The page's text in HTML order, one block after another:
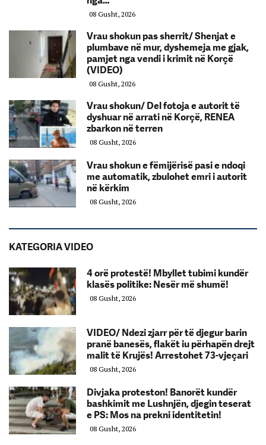
08 Gusht, 2026
Vrau shokun pas sherrit/ Shenjat e
plumbave në mur, dyshemeja me gjak,
pamjet nga vendi i krimit në Korçë
(VIDEO)
08 Gusht, 2026
Vrau shokun/ Del fotoja e autorit të
dyshuar në arrati në Korçë, RENEA
zbarkon në terren
08 Gusht, 2026
Vrau shokun e fëmijërisë pasi e ndoqi
me automatik, zbulohet emri i autorit
në kërkim
08 Gusht, 2026
KATEGORIA VIDEO
4 orë protestë! Mbyllet tubimi kundër
klasës politike: Nesër më shumë!
08 Gusht, 2026
VIDEO/ Ndezi zjarr për të djegur barin
pranë banesës, flakët iu përhapën drejt
malit të Krujës! Arrestohet 73-vjeçari
08 Gusht, 2026
Divjaka proteston! Banorët kundër
bashkimit me Lushnjën, djegin teserat
e PS: Mos na prekni identitetin!
08 Gusht, 2026